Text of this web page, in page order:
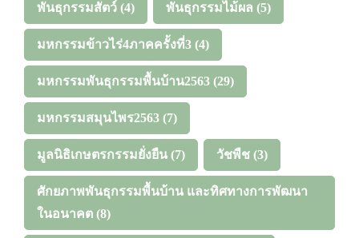
พันธุกรรมสัตว์ (4) พันธุกรรมไม้ผล (5)
มหกรรมข้าวไร่4ภาคครั้งที่3 (4)
มหกรรมพันธุกรรมพื้นบ้าน2563 (29)
มหกรรมสมุนไพร2563 (7)
มูลนิธิเกษตรกรรมยั่งยืน (7) วัชพืช (3)
ศักยภาพพันธุกรรมพื้นบ้าน และทิศทางการพัฒนา
ในอนาคต (8)